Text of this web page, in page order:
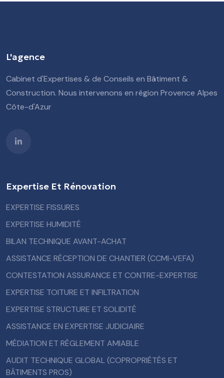
L'agence
Cabinet d'Expertises & de Conseils en Bâtiment &
Construction. Nous intervenons en région Provence Alpes
Côte-d'Azur
Expertise Et Rénovation
EXPERTISE FISSURES
EXPERTISE HUMIDITÉ
BILAN TECHNIQUE AVANT-ACHAT
ASSISTANCE RÉCEPTION DE CHANTIER (CCMI-VEFA)
CONTESTATION ASSURANCE ET CONTRE-EXPERTISE
EXPERTISE TOITURE ET INFILTRATION
EXPERTISE STRUCTURE ET SOLIDITÉ
ASSISTANCE EN EXPERTISE JUDICIAIRE
MÉDIATION ET RÈGLEMENT AMIABLE
AUDIT TECHNIQUE GLOBAL (COPROPRIÉTÉS ET
BÂTIMENTS PROS)